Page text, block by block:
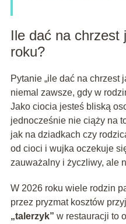
Ile dać na chrzest
roku?
Pytanie „ile dać na chrzest
niemal zawsze, gdy w
Jako ciocia jesteś bliską
jednocześnie nie ciąży na
jak na dziadkach czy
od cioci i wujka oczekuje
zauważalny i życzliwy, ale
W 2026 roku wiele rodzin
przez pryzmat kosztów
„talerzyk” w restauracji to